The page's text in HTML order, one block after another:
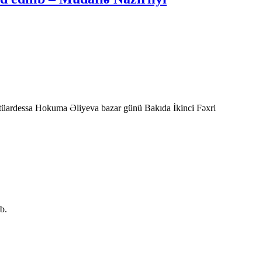
Hokuma Əliyeva bazar günü Bakıda İkinci Fəxri